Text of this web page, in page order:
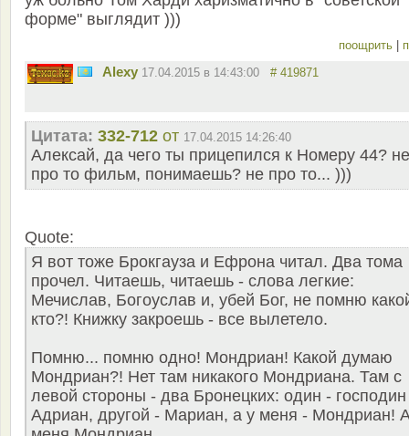
форме" выглядит )))
поощрить
Alexy 17.04.2015 в 14:43:00 # 419871
Цитата: 332-712 от 17.04.2015 14:26:40
Алексай, да чего ты прицепился к Номеру 44? не
про то фильм, понимаешь? не про то... )))
Quote:
Я вот тоже Брокгауза и Ефрона читал. Два тома
прочел. Читаешь, читаешь - слова легкие:
Мечислав, Богоуслав и, убей Бог, не помню
кто?! Книжку закроешь - все вылетело.
Помню... помню одно! Мондриан! Какой думаю
Мондриан?! Нет там никакого Мондриана. Там с
левой стороны - два Бронецких: один - господин
Адриан, другой - Мариан, а у меня - Мондриан!